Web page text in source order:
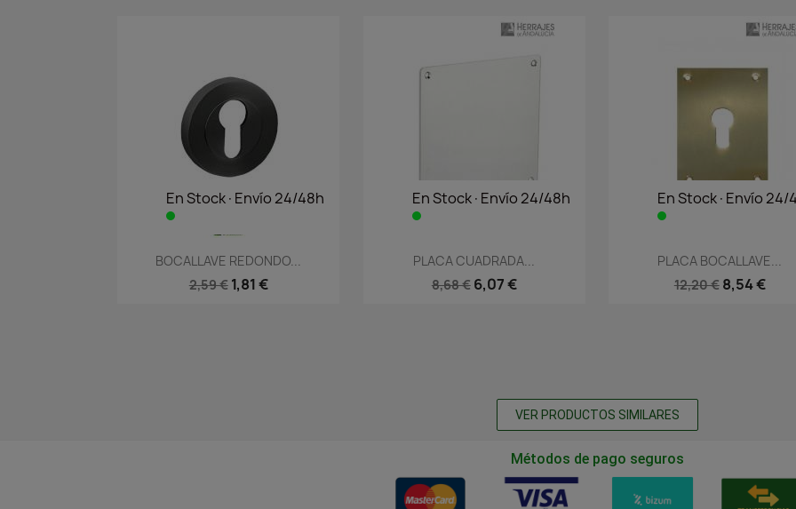
En Stock·Envío 24/48h
 Vista rápida
BOCALLAVE REDONDO...
2,59 € 1,81 €
En Stock·Envío 24/48h
Vista rápida
PLACA CUADRADA...
8,68 € 6,07 €
En Stock·Envío 24/
Vista rápida
PLACA BOCALLAVE...
12,20 € 8,54 €
VER PRODUCTOS SIMILARES
Métodos de pago seguros